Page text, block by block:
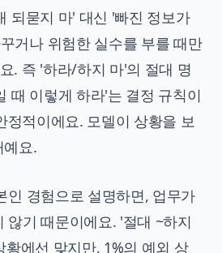
되묻지 마' 대신 '빠진 정보가
거나 위험한 실수를 부를 때만
. 즉 '하라/하지 마'의 절대 명
때 이렇게 하라'는 결정 규칙이
정적이에요. 모델이 상황을 보
예요.
인 경험으로 설명하면, 업무가
않기 때문이에요. '절대 ~하지
황에선 맞지만, 1%의 예외 상